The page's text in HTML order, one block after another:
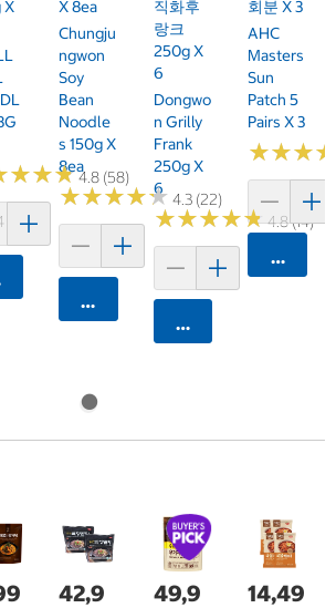
(41)
X
★★★
★★★4.8 (58)
트에 담기
X 8ea
Chungju
Ngwon
Soy
Bean
Noodle
S 150g X
8ea
★★★★★
★★★★★ 4.3 (22)
카트에 담기
직화후
랑크
250g X
6
Dongwo
N Grilly
Frank
250g X
6
★★★★★
★★★★★4.8 (14)
카트에 담기
회분 X 3
AHC
Masters
Sun
Patch 5
Pairs X 3
★★★
★★★
카트에
42,9
49,9
14,49